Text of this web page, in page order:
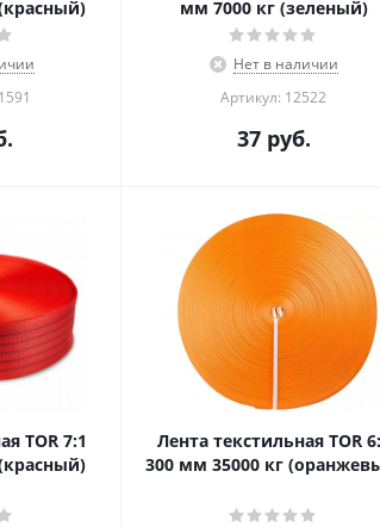
мм 7000 кг (зеленый)
Нет в наличии
Артикул: 12522
37руб.
TOR 7:1
Лента текстильная TOR
300 мм 35000 кг